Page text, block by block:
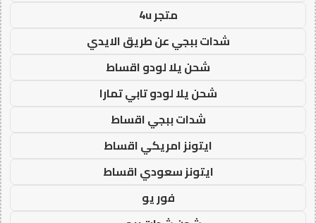
متجر 4u
شدات ببجي عن طريق الايدي
شحن يلا لودو اقساط
شحن يلا لودو تابي تمارا
شدات ببجي اقساط
ايتونز امريكي اقساط
ايتونز سعودي اقساط
فور يو